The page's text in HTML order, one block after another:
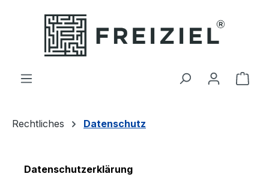
Zum Hauptinhalt springen
Rechtliches Datenschutz
Datenschutzerklärung